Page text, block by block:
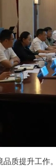
质提升工